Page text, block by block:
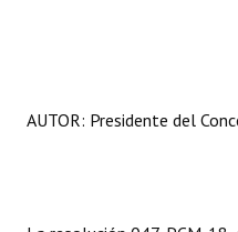
AUTOR: Presidente del